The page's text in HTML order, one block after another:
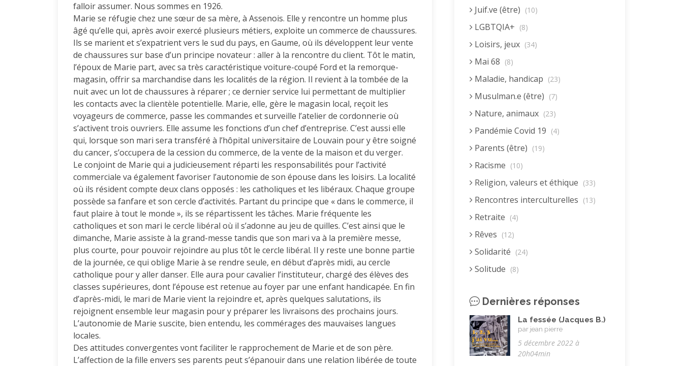
falloir assumer. Nous sommes en 1926.
Marie se réfugie chez une sœur de sa mère, à Assenois. Elle y rencontre un homme plus
âgé qu’elle qui, après avoir exercé plusieurs métiers, exploite un commerce de chaussures.
Ils se marient et s’expatrient vers le sud du pays, en Gaume, où ils développent leur vente
de chaussures sur base d’un principe novateur : aller à la rencontre du client. Tôt le matin,
l’époux de Marie part, avec sa très caractéristique voiture-coupé Ford et la remorque-
magasin, offrir sa marchandise dans les localités de la région. Il revient à la tombée de la
nuit avec un lot de chaussures à réparer ; ce dernier service lui permettant de multiplier
les contacts avec la clientèle potentielle. Marie, elle, gère le magasin local, reçoit les
voyageurs de commerce, passe les commandes et surveille l’atelier de cordonnerie où
s’activent trois ouvriers. Elle assume les fonctions d’un chef d’entreprise. C’est aussi elle
qui, lorsque son mari sera transféré à l’hôpital universitaire de Louvain pour y être soigné
du cancer, s’occupera de la cession du commerce, de la vente de la maison et du verger.
Le conjoint de Marie qui a judicieusement réparti les responsabilités pour l’activité
commerciale va également favoriser l’autonomie de son épouse dans les loisirs. La localité
où ils résident compte deux clans opposés : les catholiques et les libéraux. Chaque groupe
possède sa fanfare et son cercle d’activités. Partant du principe que « dans le commerce, il
faut plaire à tout le monde », ils se répartissent les tâches. Marie fréquente les
catholiques et son mari le cercle libéral où il s’adonne au jeu de quilles. C’est ainsi que le
dimanche, Marie assiste à la grand-messe tandis que son mari va à la première messe,
plus courte, pour pouvoir rejoindre au plus tôt le cercle libéral. Il y reste une bonne partie
de la journée, ce qui oblige Marie à se rendre seule, en début d’après midi, au cercle
catholique pour y aller danser. Elle aura pour cavalier l’instituteur, chargé des élèves des
classes supérieures, dont l’épouse est retenue au foyer par une enfant handicapée. En fin
d’après-midi, le mari de Marie vient la rejoindre et, après quelques salutations, ils
rejoignent ensemble leur magasin pour y préparer les livraisons des prochains jours.
L’autonomie de Marie suscite, bien entendu, les commérages des mauvaises langues
locales.
Des attitudes convergentes vont faciliter le rapprochement de Marie et de son père.
L’affection de la fille envers ses parents peut s’épanouir dans une relation libérée de toute
Juif.ve (être) (10)
LGBTQIA+ (8)
Loisirs, jeux (34)
Mai 68 (8)
Maladie, handicap (23)
Musulman.e (être) (7)
Nature, animaux (23)
Pandémie Covid 19 (4)
Parents (être) (19)
Racisme (10)
Religion, valeurs et éthique (33)
Rencontres interculturelles (13)
Retraite (4)
Rêves (12)
Solidarité (24)
Solitude (8)
Vacances (19)
Vie quotidienne (44)
Vieillissement
Voyages (38)
Dernières réponses
La fessée (Jacques B.)
par jean pierre
5 décembre 2022 à
20h04min